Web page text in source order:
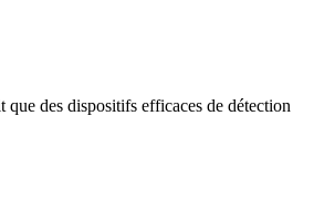
des dispositifs efficaces de détection